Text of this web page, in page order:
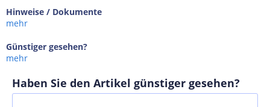
Hinweise / Dokumente
mehr
Günstiger gesehen?
mehr
Haben Sie den Artikel günstiger gesehen?